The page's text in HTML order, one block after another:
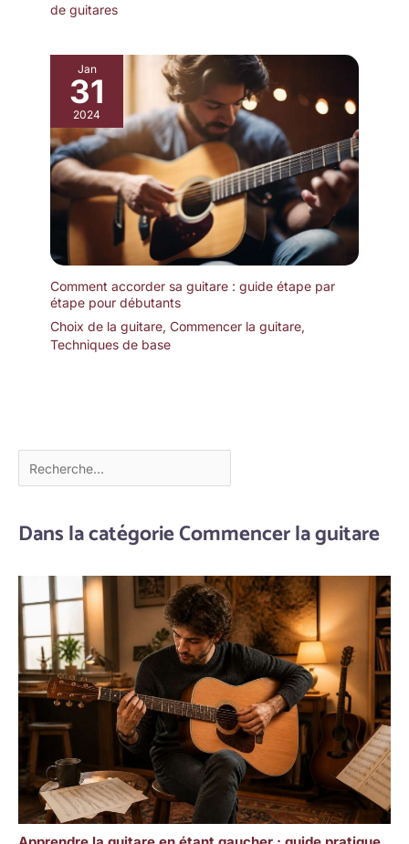
de guitares
Jan
31
2024
Comment accorder sa guitare : guide étape par
étape pour débutants
Choix de la guitare, Commencer la guitare,
Techniques de base
Dans la catégorie Commencer la guitare